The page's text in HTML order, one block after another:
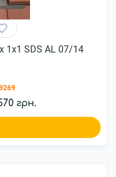
1x1 SDS AL 07/14
грн.